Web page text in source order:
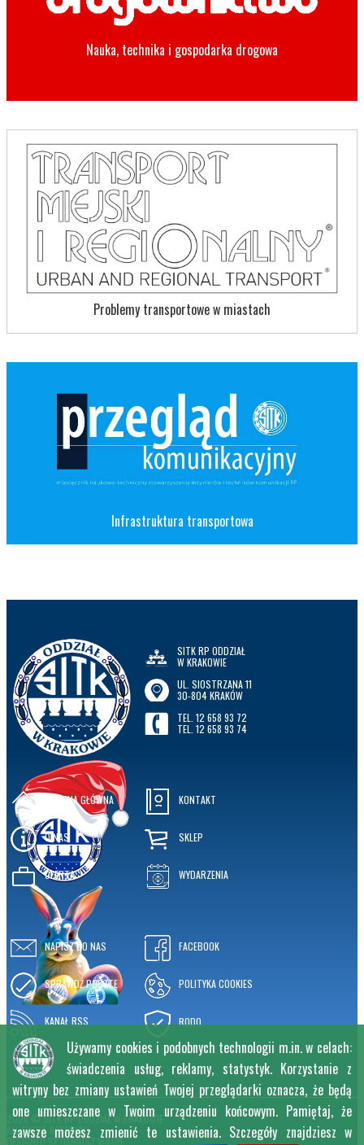
Nauka, technika i gospodarka drogowa
Problemy transportowe w miastach
Infrastruktura transportowa
SITK RP ODDZIAŁ
W KRAKOWIE
UL. SIOSTRZANA 11
30-804 KRAKÓW
TEL. 12 658 93 72
TEL. 12 658 93 74
STRONA GŁÓWNA
O NAS
OFERTA
KONTAKT
SKLEP
WYDARZENIA
NAPISZ DO NAS
SPRAWDŹ POCZTĘ
KANAŁ RSS
FACEBOOK
POLITYKA COOKIES
RODO
2026 © SITK RP ODDZIAŁ W KRAKOWIE
ALL RIGHT RESERVED
DESIGNED BYDARIUSZ WIĘCH
Używamy cookies i podobnych technologii m.in. w celach:
świadczenia usług, reklamy, statystyk. Korzystanie z
witryny bez zmiany ustawień Twojej przeglądarki oznacza, że będą
one umieszczane w Twoim urządzeniu końcowym. Pamiętaj, że
zawsze możesz zmienić te ustawienia. Szczegóły znajdziesz w